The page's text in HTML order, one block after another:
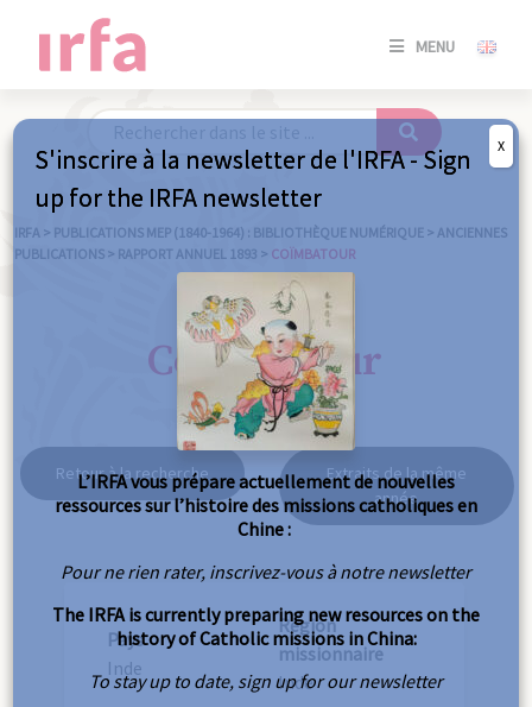
MENU
SE
/
IRFA > PUBLICATIONS MEP (1840-1964) : BIBLIOTHÈQUE NUMÉRIQUE > ANCIENNES
PUBLICATIONS > RAPPORT ANNUEL 1893 > COÏMBATOUR
Coïmbatour
Retour à la recherche
Extraits de la même
année
Pays
Inde
Région
missionnaire
Inde
S'inscrire à la newsletter de l'IRFA - Sign
up for the IRFA newsletter
L’IRFA vous prépare actuellement de nouvelles
ressources sur l’histoire des missions catholiques en
Chine :
Pour ne rien rater, inscrivez-vous à notre newsletter
The IRFA is currently preparing new resources on the
history of Catholic missions in China:
To stay up to date, sign up for our newsletter
X